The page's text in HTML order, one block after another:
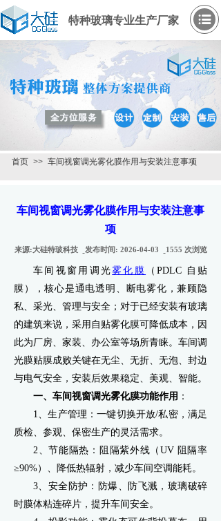
特种玻璃专业生产厂家
首页 >> 车间视窗调光雾化膜作用与安装注意事项
车间视窗调光雾化膜作用与安装注意事
项
来源:大硅特玻科技 发布时间: 2026-04-03 1555 次浏览
车间视窗用调光雾化膜
（PDLC 自贴
膜），核心是通电透明、断电雾化，兼顾隐
私、采光、管理与安全；对于已经安装有玻璃
的建筑来说，采用自贴雾化膜可降低成本，因
此为厂房、家装、办公室等场所青睐。车间调
光膜贴膜成败关键在无尘、无折、无泡、封边
与电气安全，安装后效果稳定、美观、智能。
一、车间视窗调光雾化膜功能作用 ：
1、生产管理：一键切换开放/私密，满足
质检、参观、保密生产的灵活需求。
2、节能隔热：阻隔紫外线（UV 阻隔率
≥90%）、降低热辐射，减少车间空调能耗。
3、安全防护：防爆、防飞溅，玻璃破碎
时膜体粘连碎片，提升车间安全。